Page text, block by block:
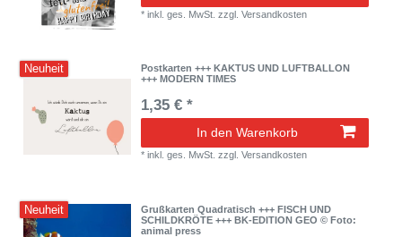
*inkl. ges. MwSt. zzgl.Versandkosten
Neuheit
Postkarten +++ KAKTUS UND LUFTBALLON
+++ MODERN TIMES
1,35 € *
In den Warenkorb
*inkl. ges. MwSt. zzgl.Versandkosten
Neuheit
Grußkarten Quadratisch +++ FISCH UND
SCHILDKRÖTE +++ BK-EDITION GEO © Foto:
animal press